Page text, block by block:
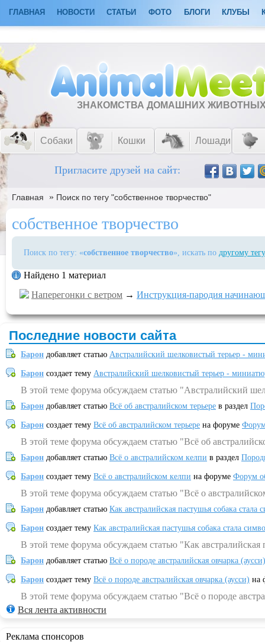
ГЛАВНАЯ НОВОСТИ СТАТЬИ ФОТО БЛОГИ КЛУБЫ
ЗНАКОМСТВА ДОМАШНИХ
Собаки Кошки Лошади
Пригласите друзей на сайт:
Главная » Поиск по тегу "собственное творчество"
собственное творчество
Поиск по тегу: «собственное творчество», искать по другому тегу
Найдено 1 материал
Наперегонки с ветром → Инструкция-пародия
Последние новости сайта
Барон добавляет статью Австралийский шелковистый терьер -
Барон создает тему Австралийский шелковистый терьер -
В этой теме форума обсуждаем статью "Австралийский
Барон добавляет статью Всё об австралийском терьере в раздел
Барон создает тему Всё об австралийском терьере на форуме
В этой теме форума обсуждаем статью "Всё об
Барон добавляет статью Всё о австралийском келпи в раздел
Барон создает тему Всё о австралийском келпи на форуме Форум
В этой теме форума обсуждаем статью "Всё о
Барон добавляет статью Как австралийская пастушья собака
Барон создает тему Как австралийская пастушья собака стала
В этой теме форума обсуждаем статью "Как
Барон добавляет статью Всё о породе австралийская овчарка (аусси)
Барон создает тему Всё о породе австралийская овчарка (аусси) на
В этой теме форума обсуждаем статью "Всё о породе
Вся лента активности
Реклама спонсоров